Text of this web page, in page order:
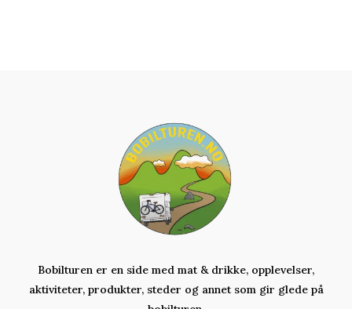
Bobilturen er en side med mat & drikke, opplevelser,
aktiviteter, produkter, steder og annet som gir glede på